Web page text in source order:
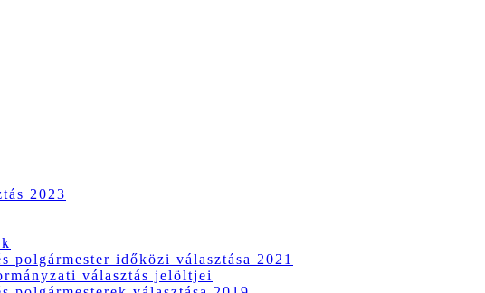
2023
polgármester időközi választása 2021
választás jelöltjei